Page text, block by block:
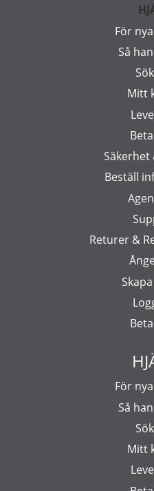
För
Så
Mitt
Säkerhet
Beställ
Returer &
För
Så
Mitt